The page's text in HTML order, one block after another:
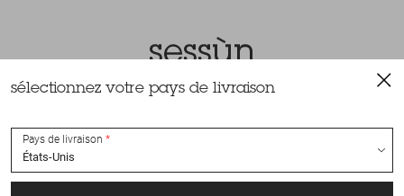
Tous droits réservés Sessùn 2022
sélectionnez votre pays de livraison
Pays de livraison